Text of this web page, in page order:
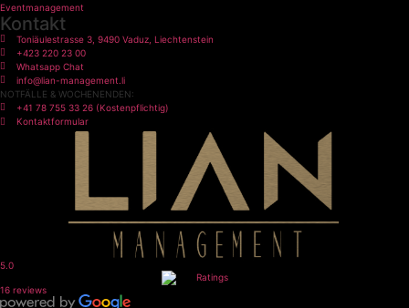
Eventmanagement
Kontakt
Toniäulestrasse 3, 9490 Vaduz, Liechtenstein
+423 220 23 00
Whatsapp Chat
info@lian-management.li
NOTFÄLLE & WOCHENENDEN:
+41 78 755 33 26 (Kostenpflichtig)
Kontaktformular
5.0
16 reviews